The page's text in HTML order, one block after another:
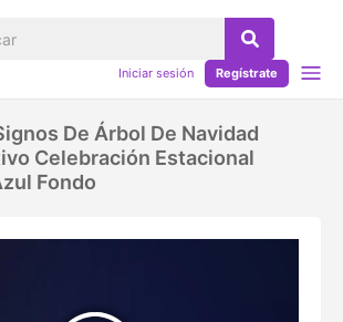
Iniciar sesión Regístrate
De Árbol De Navidad
Celebración Estacional
Fondo